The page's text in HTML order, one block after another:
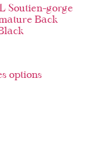
Soutien-gorge
Back
options